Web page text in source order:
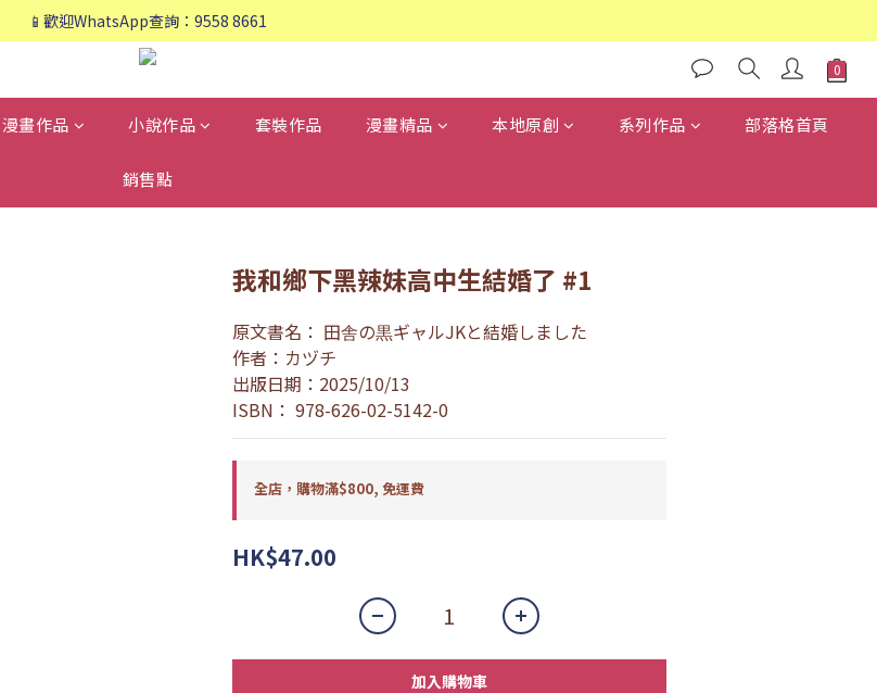
📱歡迎WhatsApp查詢：9558 8661
📱歡迎WhatsApp查詢：9558 8661
❤️會員專享：🛍購物滿💰HK$800，🚚免運費❤️
📱歡迎WhatsApp查詢：9558 8661
漫畫作品 小說作品 套裝作品 漫畫精品 本地原創 系列作品 部落格首頁
銷售點
我和鄉下黑辣妹高中生結婚了 #1
原文書名： 田舎の黒ギャルJKと結婚しました
作者：カヅチ
出版日期：2025/10/13
ISBN： 978-626-02-5142-0
全店，購物滿$800, 免運費
HK$47.00
加入購物車